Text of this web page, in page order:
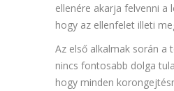
ellenére akarja felvenni a
hogy az ellenfelet illeti
Az első alkalmak során a
nincs fontosabb dolga
hogy minden